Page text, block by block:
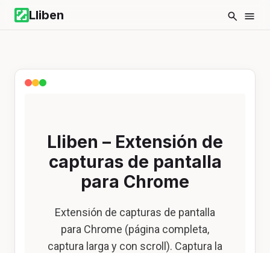
Lliben
Lliben – Extensión de
capturas de pantalla
para Chrome
Extensión de capturas de pantalla
para Chrome (página completa,
captura larga y con scroll). Captura la